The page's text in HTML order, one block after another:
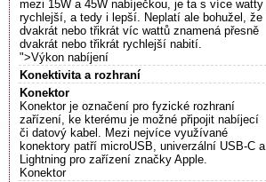
mezi 15W a 45W nabíječkou, je ta s více watty
rychlejší, a tedy i lepší. Neplatí ale bohužel, že
dvakrát nebo třikrát víc wattů znamená přesně
dvakrát nebo třikrát rychlejší nabití.
">Výkon nabíjení
Konektivita a rozhraní
Konektor
Konektor je označení pro fyzické rozhraní
zařízení, ke kterému je možné připojit nabíjecí
či datový kabel. Mezi nejvíce využívané
konektory patří microUSB, univerzální USB-C a
Lightning pro zařízení značky Apple.
Konektor